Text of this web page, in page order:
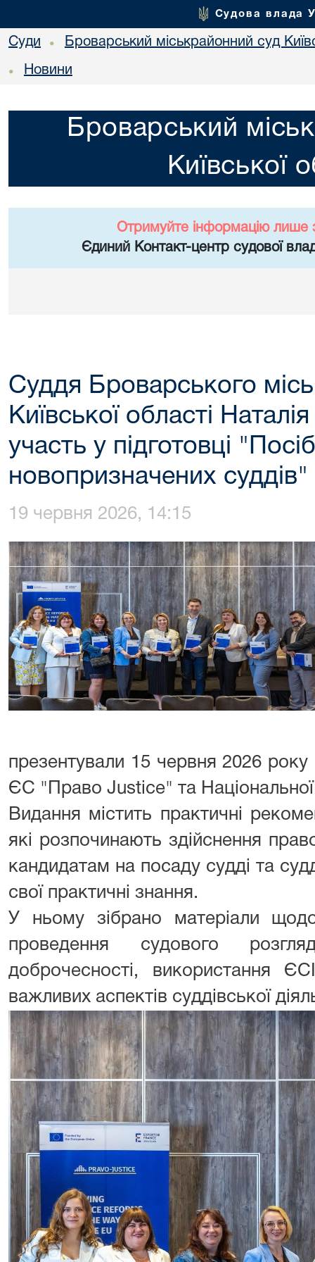
Судова влада
Суди • Броварський міськрайонний суд
• Новини
Броварський
Київської
Отримуйте інформацію лише
Єдиний Контакт-центр судової
Суддя Броварського
Київської області
участь у підготовці
новопризначених суддів"
19 червня 2026, 14:15
презентували 15 червня 2026
ЄС "Право Justice" та Національної
Видання містить практичні
які розпочинають здійснення
кандидатам на посаду судді та
свої практичні знання.
У ньому зібрано матеріали щодо
проведення судового
доброчесності, використання
важливих аспектів суддівської